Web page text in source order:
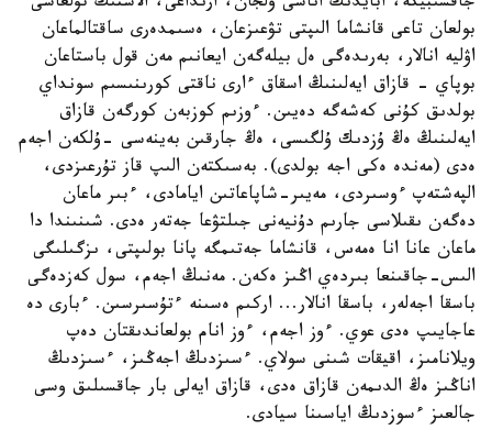
بولعان تاعى قانشاما الىپتى تۋعىزعان، ەسىمدەرى ساقتالماعان
اۋليە انالار، بەرىدەگى ەل بيلەگەن ايعانىم مەن قول باستاعان
بوپاي - قازاق ايەلىنىڭ اسقاق ءارى ناقتى كورىنىسىم سونداي
بولدىق كۇنى كەشەگە دەيىن. ءوزىم كوزبەن كورگەن قازاق
ايەلىنىڭ ەڭ ۇزدىك ۇلگىسى، ەڭ جارقىن بەينەسى -ۇلكەن اجەم
ەدى (مەندە ەكى اجە بولدى). بەسىكتەن الىپ قاز تۇرعىزدى،
الپەشتەپ ءوسىردى، مەيىر-شاپاعاتىن ايامادى، ءبىر ماعان
دەگەن ىقىلاسى جارىم دۇنيەنى جىلتۋعا جەتەر ەدى. شىنىندا دا
ماعان عانا انا ەمەس، قانشاما جەتىمگە پانا بولىپتى، ىزگىلىگى
الىس-جاقىنعا بىردەي اڭىز ەكەن. مەنىڭ اجەم، سول كەزدەگى
باسقا اجەلەر، باسقا انالار... اركىم ەسىنە ءتۇسىرسىن. ءبارى دە
عاجايىپ ەدى عوي. ءوز اجەم، ءوز انام بولعاندىقتان دەپ
ويلانامىز، اقيقات شىنى سولاي. ءسىزدىڭ اجەڭىز، ءسىزدىڭ
اناڭىز ەڭ الدىمەن قازاق ەدى، قازاق ايەلى بار جاقسىلىق وسى
جالعىز ءسوزدىڭ اياسىنا سيادى.